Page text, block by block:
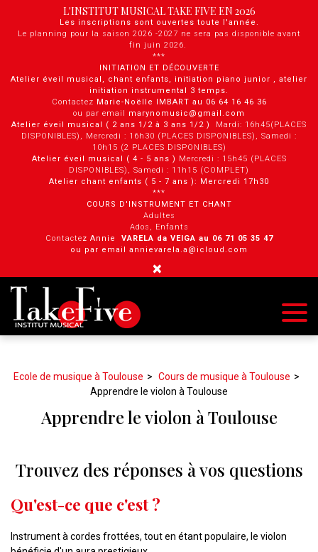
L'INSTITUT MUSICAL TAKE FIVE EN 2026
Les inscriptions sont ouvertes toute l'année.
Le planning pour la saison 2026 -2027 ne sera pas disponible avant
fin juin 2026.
***
INITIATION ET DÉCOUVERTE
Atelier éveil musical, chant enfants, initiation piano junior , atelier
initiation instrumental 3 temps.
Contactez Marie-Noëlle IMBART au 06 64 16 46 36
ou par email marynomusic@gmail.com
Atelier éveil musical ( 2 ans 1/2 à 3 ans 1/2 ) Mardi: 16h45(PLACES
DISPONIBLES), Mercredi : 16h30 (PLACES DISPONIBLES), Samedi :
10h15 (2 PLACES DISPONIBLES)
Atelier éveil musical ( 4 - 5 ans ) Mercredi : 15h45 (PLACES
DISPONIBLES), Samedi : 11h15 (COMPLET)
Atelier chant enfants ( 5 - 7 ans ): Mercredi 17h30
***
COURS D'INSTRUMENT ET CHANT
Adultes
Ados, Enfants
Contactez Annie VARELA da VEIGA au 0 6 71 05 35 47
ou par email annievarela.a@icloud.com
×
Ecole de musique à Toulouse
Cours de musique à Toulouse
Apprendre le violon à Toulouse
Apprendre le violon à Toulouse
Trouvez des réponses à vos questions
Qu'est-ce que c'est ?
Instrument à cordes frottées, tout en étant populaire, le violon
Panneau de gestion des cookies